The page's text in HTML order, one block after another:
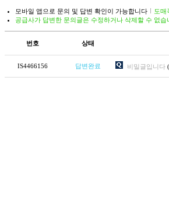
모바일 앱으로 문의 및 답변 확인이 가능합니다
도매
공급사가 답변한 문의글은 수정하거나 삭제할 수 없습
번호 상태
IS4466156 답변완료 비밀글입니다